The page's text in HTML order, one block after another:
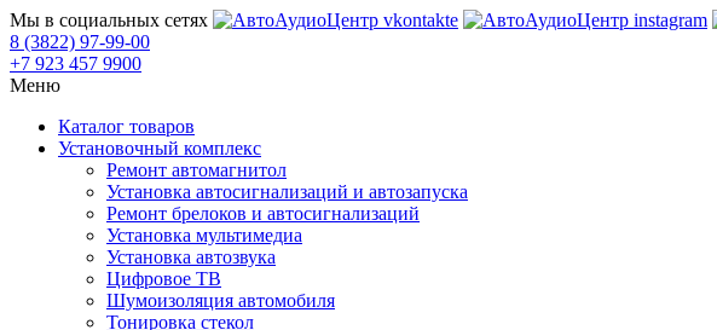
Мы в социальных сетях
8 (3822) 97-99-00
+7 923 457 9900
Меню
Каталог товаров
Установочный комплекс
Ремонт автомагнитол
Установка автосигнализаций и автозапуска
Ремонт брелоков и автосигнализаций
Установка мультимедиа
Установка автозвука
Цифровое ТВ
Шумоизоляция автомобиля
Тонировка стекол